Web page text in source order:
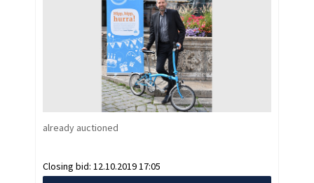
already auctioned
Closing bid: 12.10.2019 17:05